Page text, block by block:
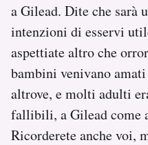
a Gilead. Dite che sarà
intenzioni di esservi
aspettiate altro che
bambini venivano
altrove, e molti adulti
fallibili, a Gilead come
Ricorderete anche voi,